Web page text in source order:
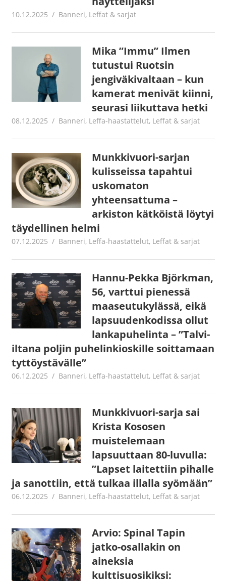
10.12.2025 Jouni Hirn
Banneri, Leffat & sarjat
Mika ”Immu” Ilmen
tutustui Ruotsin
jengiväkivaltaan – kun
kamerat menivät kiinni,
seurasi liikuttava hetki
08.12.2025 Jouni Hirn
Banneri, Leffa-haastattelut, Leffat & sarjat
Munkkivuori-sarjan
kulisseissa tapahtui
uskomaton
yhteensattuma –
arkiston kätköistä löytyi
täydellinen helmi
07.12.2025 Jouni Hirn
Banneri, Leffa-haastattelut, Leffat & sarjat
Hannu-Pekka Björkman,
56, varttui pienessä
maaseutukylässä, eikä
lapsuudenkodissa ollut
lankapuhelinta – ”Talvi-
iltana poljin puhelinkioskille soittamaan
tyttöystävälle”
06.12.2025 Jouni Hirn
Banneri, Leffa-haastattelut, Leffat & sarjat
Munkkivuori-sarja sai
Krista Kososen
muistelemaan
lapsuuttaan 80-luvulla:
”Lapset laitettiin pihalle
ja sanottiin, että tulkaa illalla syömään”
06.12.2025 Jouni Hirn
Banneri, Leffa-haastattelut, Leffat & sarjat
Arvio: Spinal Tapin
jatko-osallakin on
aineksia
kulttisuosikiksi: